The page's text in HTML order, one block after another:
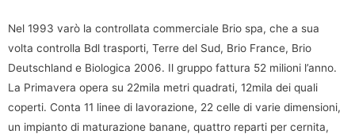
Nel 1993 varò la controllata commerciale Brio spa, che a sua
volta controlla Bdl trasporti, Terre del Sud, Brio France, Brio
Deutschland e Biologica 2006. Il gruppo fattura 52 milioni l’anno.
La Primavera opera su 22mila metri quadrati, 12mila dei quali
coperti. Conta 11 linee di lavorazione, 22 celle di varie dimensioni,
un impianto di maturazione banane, quattro reparti per cernita,